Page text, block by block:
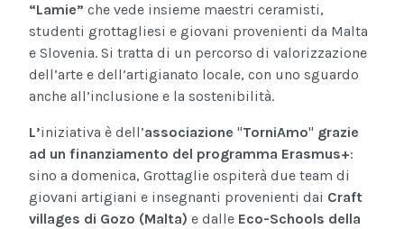
“Lamie” che vede insieme maestri ceramisti,
studenti grottagliesi e giovani provenienti da Malta
e Slovenia. Si tratta di un percorso di valorizzazione
dell’arte e dell’artigianato locale, con uno sguardo
anche all’inclusione e la sostenibilità.
L’iniziativa è dell’associazione "TorniAmo" grazie
ad un finanziamento del programma Erasmus+:
sino a domenica, Grottaglie ospiterà due team di
giovani artigiani e insegnanti provenienti dai Craft
villages di Gozo (Malta) e dalle Eco-Schools della